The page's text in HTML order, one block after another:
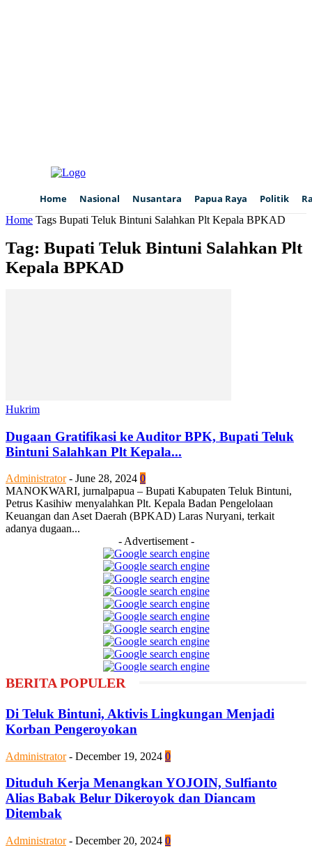
Home Nasional Nusantara Papua Raya Politik
Home Tags Bupati Teluk Bintuni Salahkan Plt Kepala BPKAD
Tag: Bupati Teluk Bintuni Salahkan Plt
Kepala BPKAD
Hukrim
Dugaan Gratifikasi ke Auditor BPK, Bupati Teluk
Bintuni Salahkan Plt Kepala...
Administrator - June 28, 2024 0
MANOKWARI, jurnalpapua – Bupati Kabupaten Teluk Bintuni,
Petrus Kasihiw menyalahkan Plt. Kepala Badan Pengelolaan
Keuangan dan Aset Daerah (BPKAD) Laras Nuryani, terkait
adanya dugaan...
- Advertisement -
BERITA POPULER
Di Teluk Bintuni, Aktivis Lingkungan Menjadi
Korban Pengeroyokan
Administrator - December 19, 2024 0
Dituduh Kerja Menangkan YOJOIN, Sulfianto
Alias Babak Belur Dikeroyok dan Diancam
Ditembak
Administrator - December 20, 2024 0